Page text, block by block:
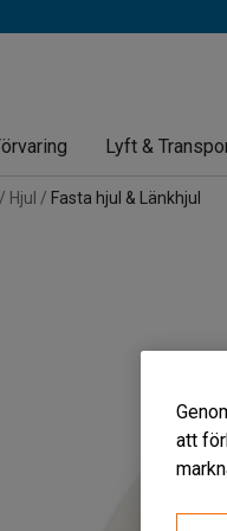
Lyft &
Hjul Fasta hjul & Länkhjul
att